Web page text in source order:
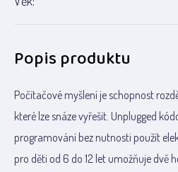
Popis produktu
Počítačové myšlení je schopnost
které lze snáze vyřešit. Unplugged
programování bez nutnosti použít
pro děti od 6 do 12 let umožňuje dvě